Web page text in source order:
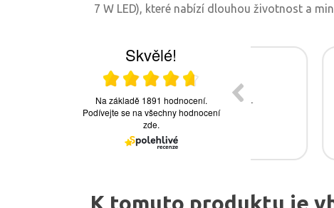
7 W LED), které nabízí dlouhou životnost a
K tomuto produktu je